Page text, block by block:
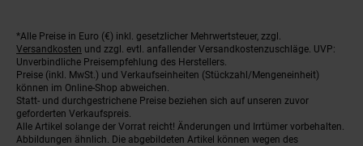
Fußnoten
*Alle Preise in Euro (€) inkl. gesetzlicher Mehrwertsteuer, zzgl.
Versandkosten und zzgl. evtl. anfallender Versandkostenzuschläge. UVP:
Unverbindliche Preisempfehlung des Herstellers.
Preise (inkl. MwSt.) und Verkaufseinheiten (Stückzahl/Mengeneinheit)
können im Online-Shop abweichen.
Statt- und durchgestrichene Preise beziehen sich auf unseren zuvor
geforderten Verkaufspreis.
Alle Artikel solange der Vorrat reicht! Änderungen und Irrtümer vorbehalten.
Abbildungen ähnlich. Die abgebildeten Artikel können wegen des